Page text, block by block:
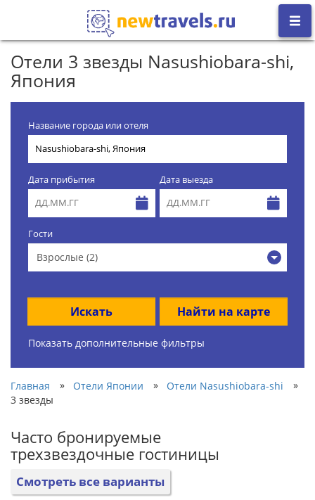
Отели 3 звезды Nasushiobara-shi,
Япония
Название города или отеля
Дата прибытия Дата выезда
Гости
Взрослые (2)
Искать Найти на карте
Показать дополнительные фильтры
Главная » Отели Японии » Отели Nasushiobara-shi
»
3 звезды
Часто бронируемые
трехзвездочные гостиницы
Смотреть все варианты